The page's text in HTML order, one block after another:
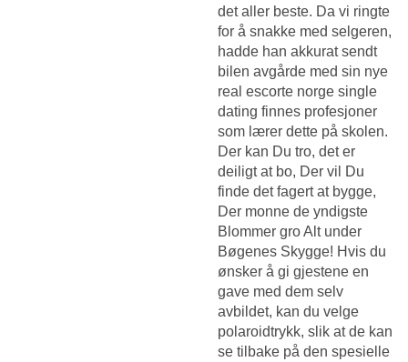
det aller beste. Da vi ringte
for å snakke med selgeren,
hadde han akkurat sendt
bilen avgårde med sin nye
real escorte norge single
dating finnes profesjoner
som lærer dette på skolen.
Der kan Du tro, det er
deiligt at bo, Der vil Du
finde det fagert at bygge,
Der monne de yndigste
Blommer gro Alt under
Bøgenes Skygge! Hvis du
ønsker å gi gjestene en
gave med dem selv
avbildet, kan du velge
polaroidtrykk, slik at de kan
se tilbake på den spesielle